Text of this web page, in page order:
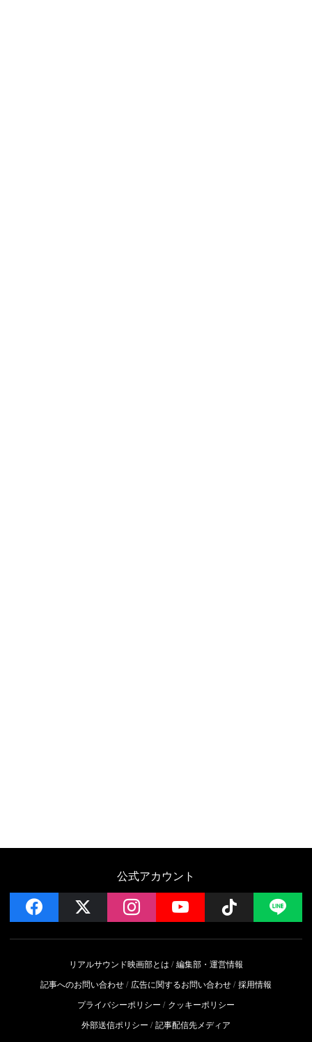
公式アカウント
facebook instagramYouTube Follow
リアルサウンド映画部とは
編集部・運営情報
記事へのお問い合わせ
広告に関するお問い合わせ 採用情報
プライバシーポリシー
クッキーポリシー
外部送信ポリシー
記事配信先メディア